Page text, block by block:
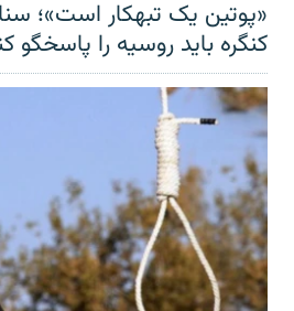
«پوتین یک تبهکار است»؛
کنگره باید روسیه را پاسخگو